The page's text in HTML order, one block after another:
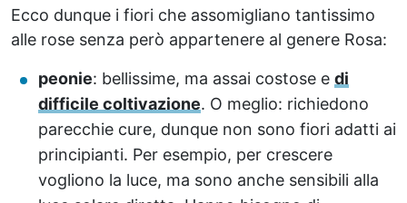
Ecco dunque i fiori che assomigliano tantissimo
alle rose senza però appartenere al genere Rosa:
peonie: bellissime, ma assai costose e di
difficile coltivazione. O meglio: richiedono
parecchie cure, dunque non sono fiori adatti ai
principianti. Per esempio, per crescere
vogliono la luce, ma sono anche sensibili alla